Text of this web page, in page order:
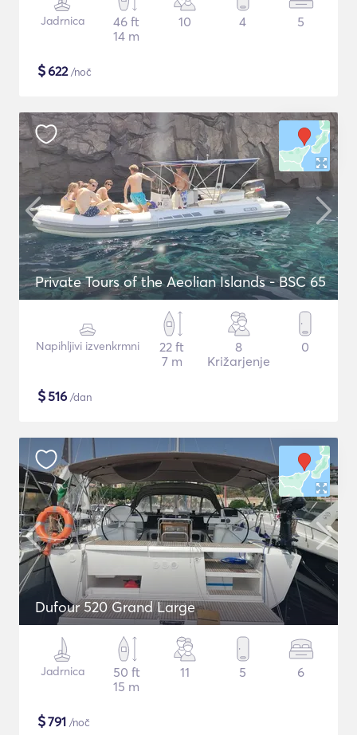
Jadrnica
46 ft
14 m
10 4 5
$622/noč
Private Tours of the Aeolian Islands - BSC 65
Napihljivi izvenkrmni
22 ft
7 m
8
Križarjenje
0
$516 /dan
Dufour 520 Grand Large
Jadrnica
50 ft
15 m
11 5 6
$791 /noč